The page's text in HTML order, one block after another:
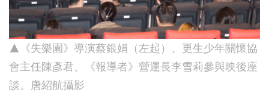
▲《失樂園》導演蔡銀娟（左起）、更生少年關懷協
會主任陳彥君、《報導者》營運長李雪莉參與映後座
談。唐紹航攝影